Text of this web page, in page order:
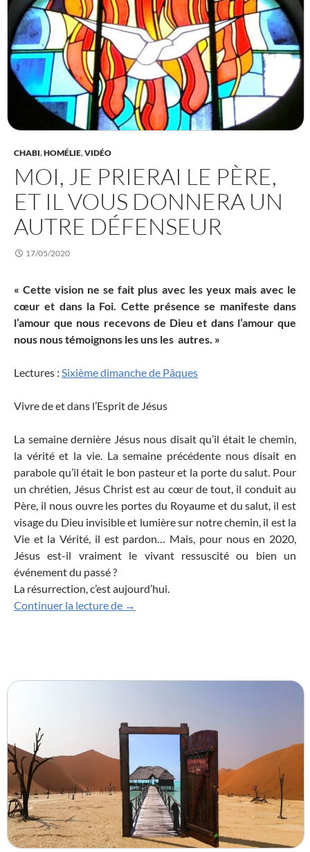
CHABI,HOMÉLIE,VIDÉO
MOI, JE PRIERAI LE PÈRE,
ET IL VOUS DONNERA UN
AUTRE DÉFENSEUR
17/05/2020
« Cette vision ne se fait plus avec les yeux mais avec le
cœur et dans la Foi. Cette présence se manifeste dans
l’amour que nous recevons de Dieu et dans l’amour que
nous nous témoignons les uns les autres. »
Lectures : Sixième dimanche de Pâques
Vivre de et dans l’Esprit de Jésus
La semaine dernière Jésus nous disait qu’il était le chemin,
la vérité et la vie. La semaine précédente nous disait en
parabole qu’il était le bon pasteur et la porte du salut. Pour
un chrétien, Jésus Christ est au cœur de tout, il conduit au
Père, il nous ouvre les portes du Royaume et du salut, il est
visage du Dieu invisible et lumière sur notre chemin, il est la
Vie et la Vérité, il est pardon… Mais, pour nous en 2020,
Jésus est-il vraiment le vivant ressuscité ou bien un
événement du passé ?
La résurrection, c’est aujourd’hui.
Continuer la lecture de Moi, je prierai le Père, et il vous
→